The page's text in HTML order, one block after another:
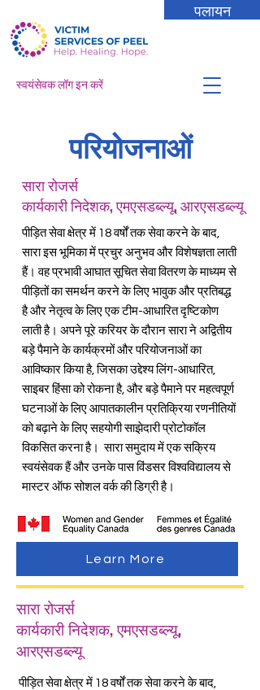
पलायन
स्वयंसेवक लॉग इन करें
परियोजनाओं
सारा रोजर्स
कार्यकारी निदेशक, एमएसडब्ल्यू, आरएसडब्ल्यू
पीड़ित सेवा क्षेत्र में 18 वर्षों तक सेवा करने के बाद,
सारा इस भूमिका में प्रचुर अनुभव और विशेषज्ञता लाती
हैं। वह प्रभावी आघात सूचित सेवा वितरण के माध्यम से
पीड़ितों का समर्थन करने के लिए भावुक और प्रतिबद्ध
है और नेतृत्व के लिए एक टीम-आधारित दृष्टिकोण
लाती है। अपने पूरे करियर के दौरान सारा ने अद्वितीय
बड़े पैमाने के कार्यक्रमों और परियोजनाओं का
आविष्कार किया है, जिसका उद्देश्य लिंग-आधारित,
साइबर हिंसा को रोकना है, और बड़े पैमाने पर महत्वपूर्ण
घटनाओं के लिए आपातकालीन प्रतिक्रिया रणनीतियों
को बढ़ाने के लिए सहयोगी साझेदारी प्रोटोकॉल
विकसित करना है। सारा समुदाय में एक सक्रिय
स्वयंसेवक हैं और उनके पास विंडसर विश्वविद्यालय से
मास्टर ऑफ सोशल वर्क की डिग्री है।
Learn More
सारा रोजर्स
कार्यकारी निदेशक, एमएसडब्ल्यू,
आरएसडब्ल्यू
पीड़ित सेवा क्षेत्र में 18 वर्षों तक सेवा करने के बाद,